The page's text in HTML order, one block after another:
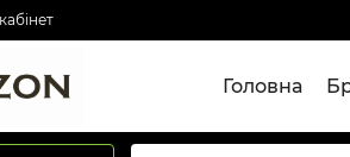
Головна